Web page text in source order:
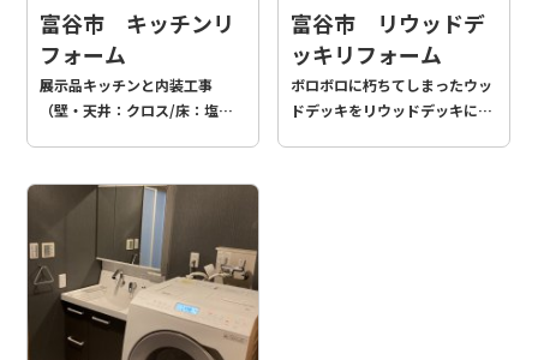
富谷市 キッチンリ
フォーム
展示品キッチンと内装工事
（壁・天井：クロス/床：塩ビ
のこだわりが詰まったカントリ
ースタイルな仕上がりになりま
富谷市 リウッドデ
ッキリフォーム
ボロボロに朽ちてしまったウッ
ドデッキをリウッドデッキに交